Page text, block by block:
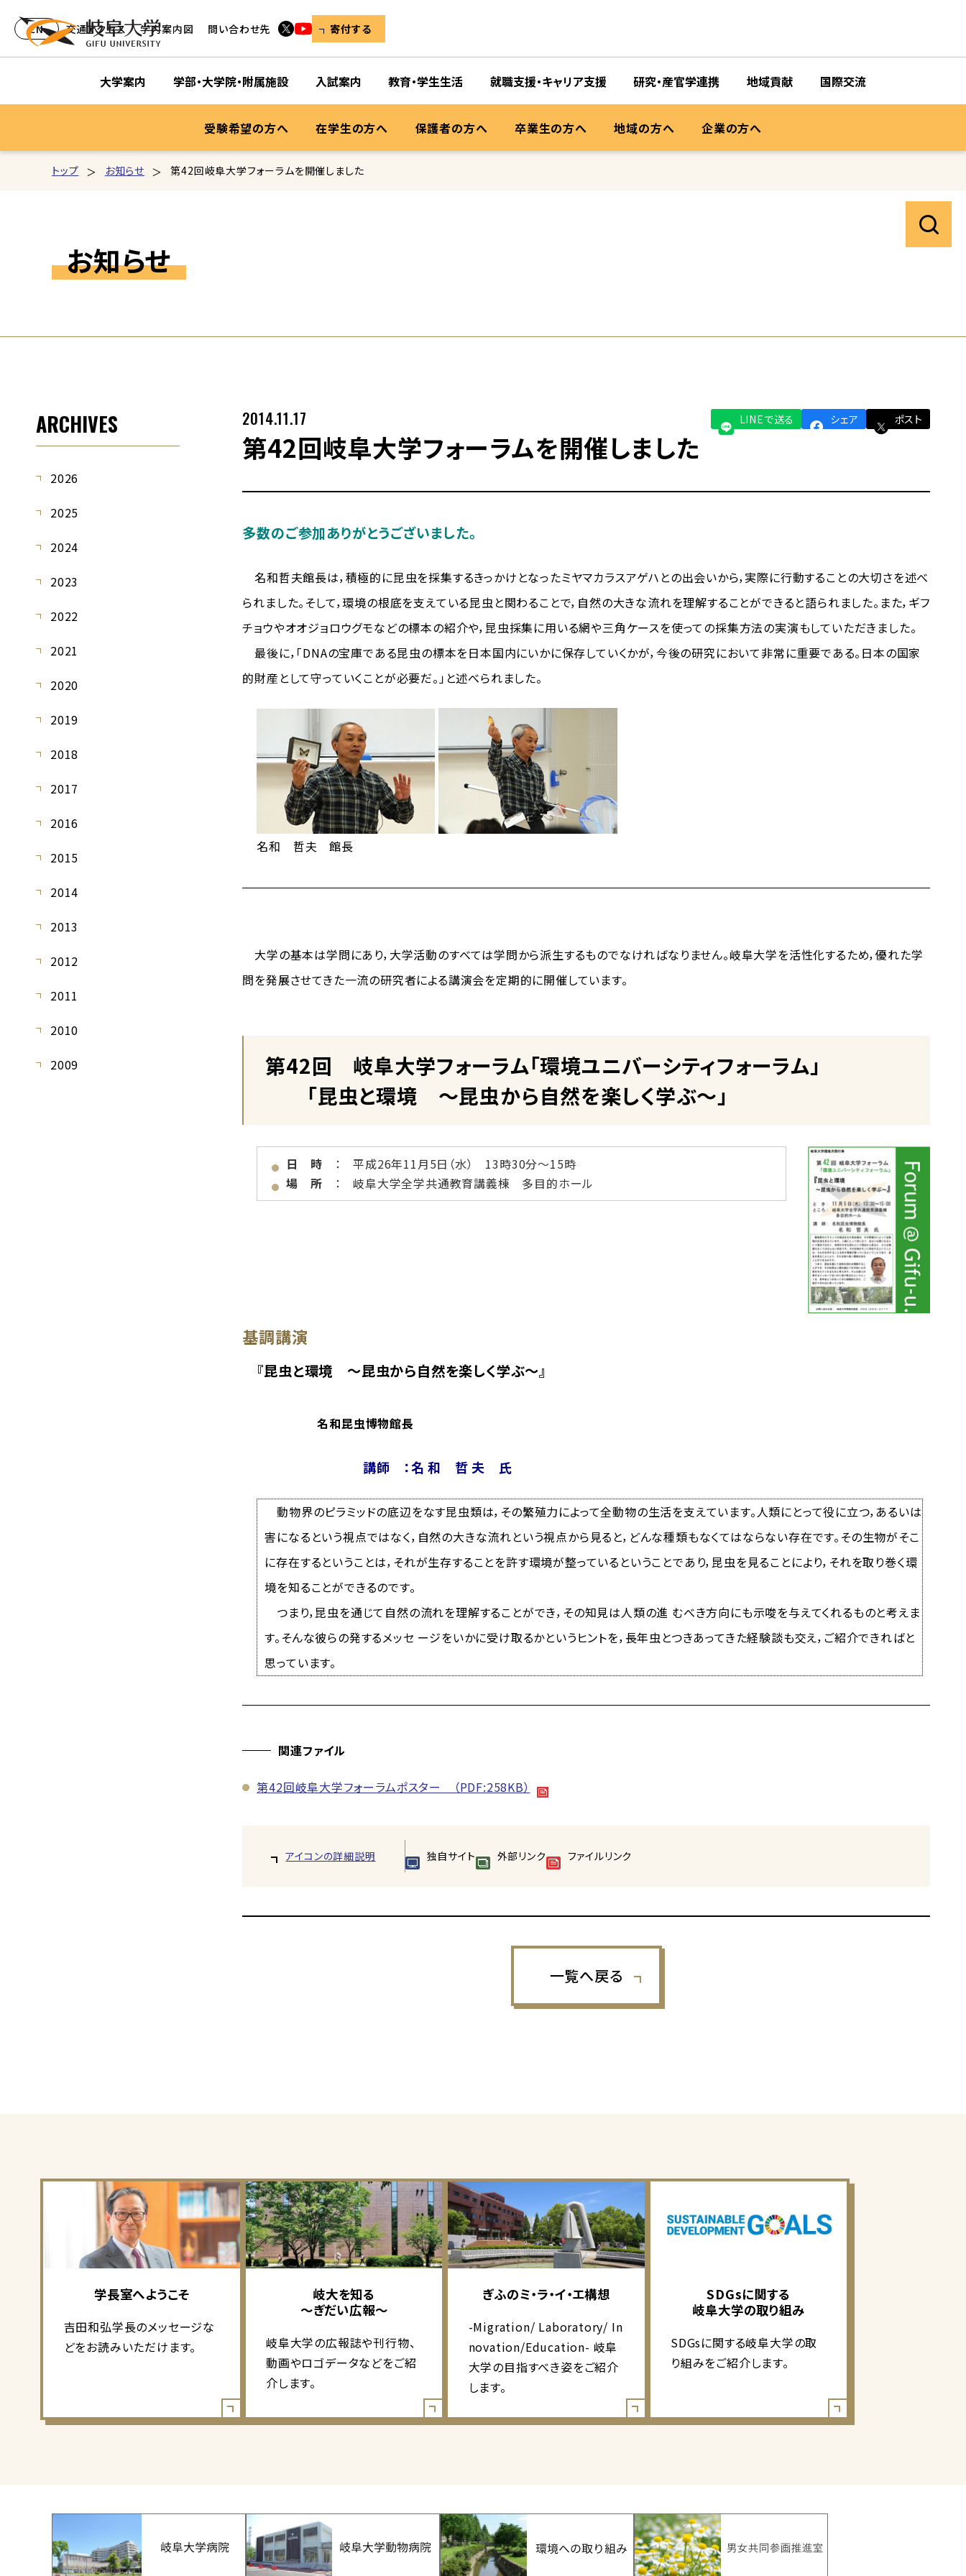
大学案内 学部・大学院・附属施設 入試案内 教育・学生生活 就職支援・キャリア支援 研究・産官学連携 地域貢献 国際交流
受験希望の方へ 在学生の方へ 保護者の方へ 卒業生の方へ 地域の方へ 企業の方へ
EN 交通アクセス 学内案内図 問い合わせ先 寄付する
トップ お知らせ 第42回岐阜大学フォーラムを開催しました
お知らせ
第42回岐阜大学フォーラムを開催しました
2014.11.17 LINEで送る シェア ポスト
多数のご参加ありがとうございました。
名和哲夫館長は，積極的に昆虫を採集するきっかけとなったミヤマカラスアゲハとの出会いから，実際に行動することの大切さを述べ
られました。そして，環境の根底を支えている昆虫と関わることで，自然の大きな流れを理解することができると語られました。また，ギフ
チョウやオオジョロウグモなどの標本の紹介や，昆虫採集に用いる網や三角ケースを使っての採集方法の実演もしていただきました。
最後に，「DNAの宝庫である昆虫の標本を日本国内にいかに保存していくかが，今後の研究において非常に重要である。日本の国家
的財産として守っていくことが必要だ。」と述べられました。
名和 哲夫 館長
大学の基本は学問にあり，大学活動のすべては学問から派生するものでなければなりません。岐阜大学を活性化するため，優れた学
問を発展させてきた一流の研究者による講演会を定期的に開催しています。
第42回 岐阜大学フォーラム「環境ユニバーシティフォーラム」
「昆虫と環境 ～昆虫から自然を楽しく学ぶ～」
日 時 ： 平成26年11月5日（水） 13時30分～15時
場 所 ： 岐阜大学全学共通教育講義棟 多目的ホール
基調講演
『昆虫と環境 ～昆虫から自然を楽しく学ぶ～』
名和昆虫博物館長
講師 ：名 和 哲 夫 氏
動物界のピラミッドの底辺をなす昆虫類は，その繁殖力によって全動物の生活を支えています。人類にとって役に立つ，あるいは
害になるという視点ではなく，自然の大きな流れという視点から見ると，どんな種類もなくてはならない存在です。その生物がそこ
に存在するということは，それが生存することを許す環境が整っているということであり，昆虫を見ることにより，それを取り巻く環
境を知ることができるのです。
つまり，昆虫を通じて自然の流れを理解することができ，その知見は人類の進 むべき方向にも示唆を与えてくれるものと考えま
す。そんな彼らの発するメッセ ージをいかに受け取るかというヒントを，長年虫とつきあってきた経験談も交え，ご紹介できればと
思っています。
関連ファイル
第42回岐阜大学フォーラムポスター （PDF:258KB）
アイコンの詳細説明 独自サイト 外部リンク ファイルリンク
一覧へ戻る
ARCHIVES
2026
2025
2024
2023
2022
2021
2020
2019
2018
2017
2016
2015
2014
2013
2012
2011
2010
2009
学長室へようこそ
吉田和弘学長のメッセージな
どをお読みいただけます。
岐大を知る
～ぎだい広報～
岐阜大学の広報誌や刊行物、
動画やロゴデータなどをご紹
介します。
ぎふのミ・ラ・イ・エ構想
-Migration/ Laboratory/ In
novation/Education- 岐阜
大学の目指すべき姿をご紹介
します。
SDGsに関する
岐阜大学の取り組み
SDGsに関する岐阜大学の取
り組みをご紹介します。